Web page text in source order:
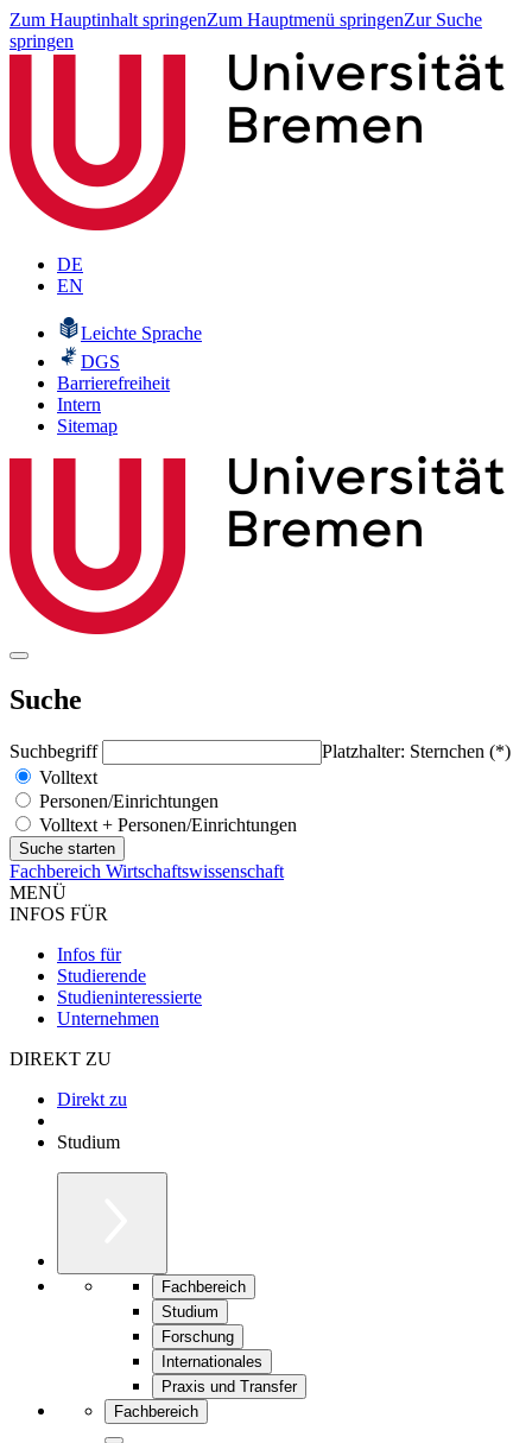
Zum Hauptinhalt springenZum Hauptmenü springenZur Suche
springen
DE
EN
Leichte Sprache
DGS
Barrierefreiheit
Intern
Sitemap
Suche
Suchbegriff
Platzhalter: Sternchen (*)
Volltext
Personen/Einrichtungen
Volltext + Personen/Einrichtungen
Fachbereich Wirtschaftswissenschaft
MENÜ
INFOS FÜR
Infos für
Studierende
Studieninteressierte
Unternehmen
DIREKT ZU
Direkt zu
Studium
Fachbereich
Studium
Forschung
Internationales
Praxis und Transfer
Fachbereich